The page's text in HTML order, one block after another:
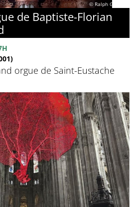
© Ralph Ghobril
de Baptiste-Florian
orgue de Saint-Eustache